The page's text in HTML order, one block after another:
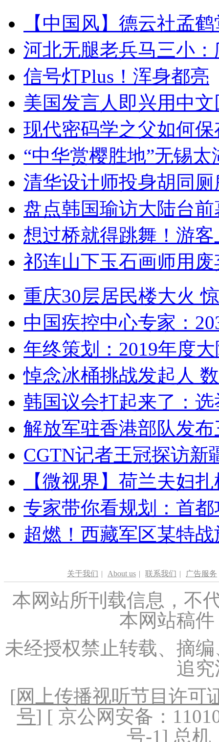
【中国风】德云社孟
河北无腿老兵马三小
信号灯Plus！浑身都亮
美国发言人即兴用中
现代密码学之父如何
“中华赏樱胜地”无锡
清华设计师投身胡同
盘点韩国瑜访大陆台
想过桥就得跳舞！游客
祁连山下玉石画师用
重庆30层居民楼大火
中国疾控中心专家：
年终策划：2019年度
悼念冰桶挑战发起人
韩国议会打起来了：
解放军驻香港部队发
CGTN记者王冠探访新
【微视界】荷兰夫妇
专家带你看规划：首
超燃！西藏军区某特
关于我们 | About us | 联系我们 | 广告服务
本网站所刊载信息，不
本网站稿
未经授权禁止转载、摘
追
[网上传播视听节目许可
号] [ 京公网安备：
号-1 ] 总机